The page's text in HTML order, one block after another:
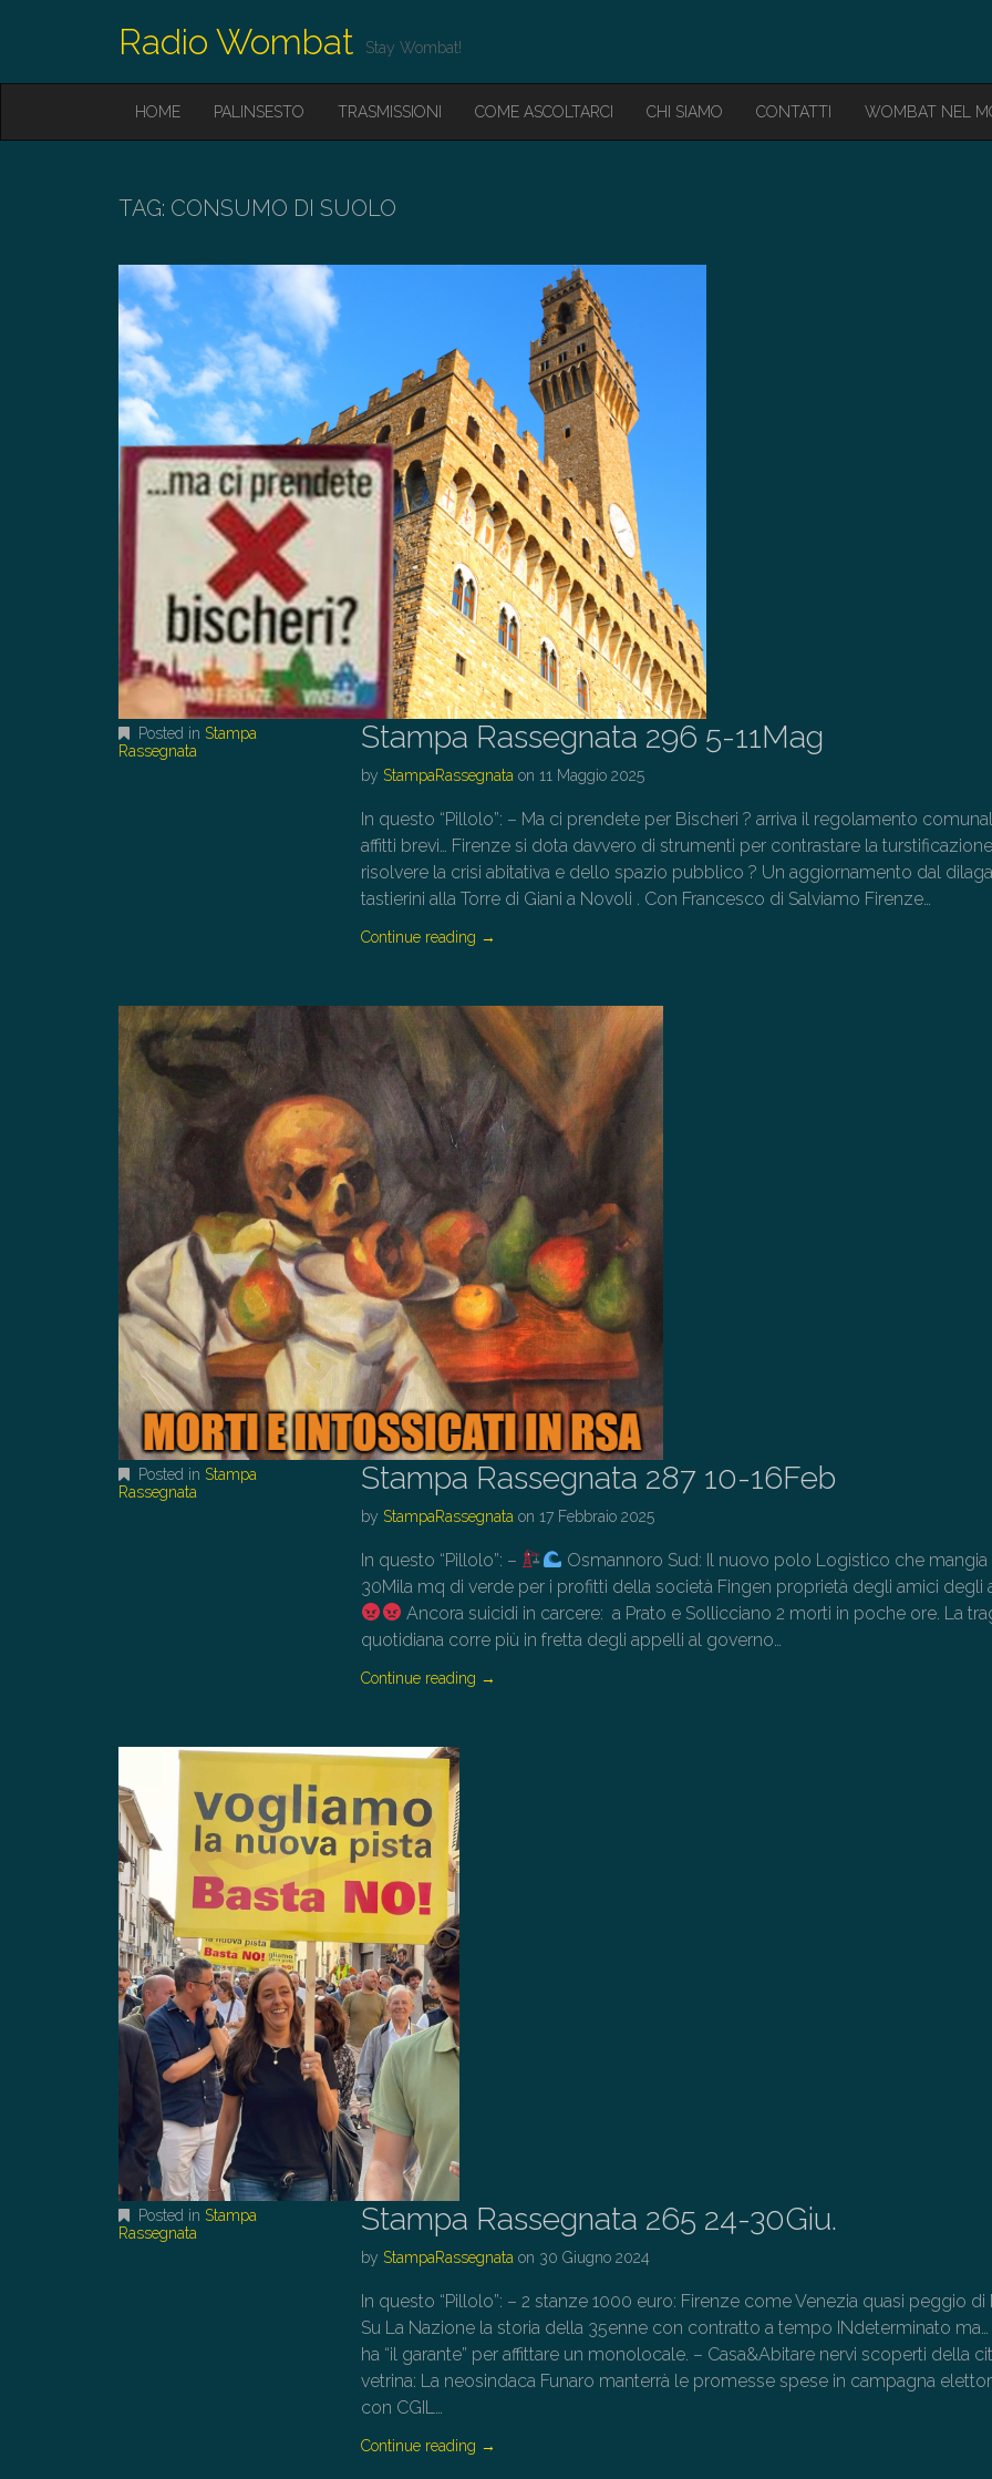
Radio Wombat Stay Wombat!
M
N
M
N
U
O
C
N
T
E
T
HOME PALINSESTO TRASMISSIONI COME ASCOLTARCI CHI SIAMO CONTATTI WOMBAT NEL
TAG: CONSUMO DI SUOLO
Posted in Stampa
Rassegnata
Stampa Rassegnata 296 5-11Mag
by StampaRassegnata on 11 Maggio 2025
In questo “Pillolo”: – Ma ci prendete per Bischeri ? arriva il regolamento
affitti brevi… Firenze si dota davvero di strumenti per contrastare la
risolvere la crisi abitativa e dello spazio pubblico ? Un aggiornamento dal
tastierini alla Torre di Giani a Novoli . Con Francesco di Salviamo Firenze…
Continue reading →
Posted in Stampa
Rassegnata
Stampa Rassegnata 287 10-16Feb
by StampaRassegnata on 17 Febbraio 2025
In questo “Pillolo”: –
Osmannoro Sud: Il nuovo polo Logistico che mangia
30Mila mq di verde per i profitti della società Fingen proprietà degli amici degli
Ancora suicidi in carcere: a Prato e Sollicciano 2 morti in poche ore. La
quotidiana corre più in fretta degli appelli al governo…
Continue reading →
Posted in Stampa
Rassegnata
Stampa Rassegnata 265 24-30Giu.
by StampaRassegnata on 30 Giugno 2024
In questo “Pillolo”: – 2 stanze 1000 euro: Firenze come Venezia quasi peggio di
Su La Nazione la storia della 35enne con contratto a tempo INdeterminato
ha “il garante” per affittare un monolocale. – Casa&Abitare nervi scoperti della
vetrina: La neosindaca Funaro manterrà le promesse spese in campagna
con CGIL…
Continue reading →